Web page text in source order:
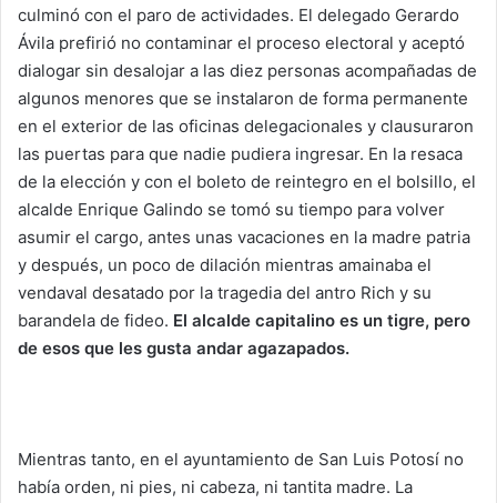
culminó con el paro de actividades. El delegado Gerardo
Ávila prefirió no contaminar el proceso electoral y aceptó
dialogar sin desalojar a las diez personas acompañadas de
algunos menores que se instalaron de forma permanente
en el exterior de las oficinas delegacionales y clausuraron
las puertas para que nadie pudiera ingresar. En la resaca
de la elección y con el boleto de reintegro en el bolsillo, el
alcalde Enrique Galindo se tomó su tiempo para volver
asumir el cargo, antes unas vacaciones en la madre patria
y después, un poco de dilación mientras amainaba el
vendaval desatado por la tragedia del antro Rich y su
barandela de fideo. El alcalde capitalino es un tigre, pero
de esos que les gusta andar agazapados.
Mientras tanto, en el ayuntamiento de San Luis Potosí no
había orden, ni pies, ni cabeza, ni tantita madre. La